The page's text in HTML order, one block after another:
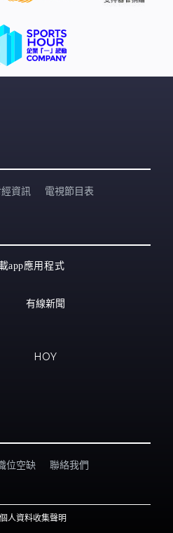
資訊 電視節目表
app應用程式
有線新聞
HOY
位空缺 聯絡我們
個人資料收集聲明